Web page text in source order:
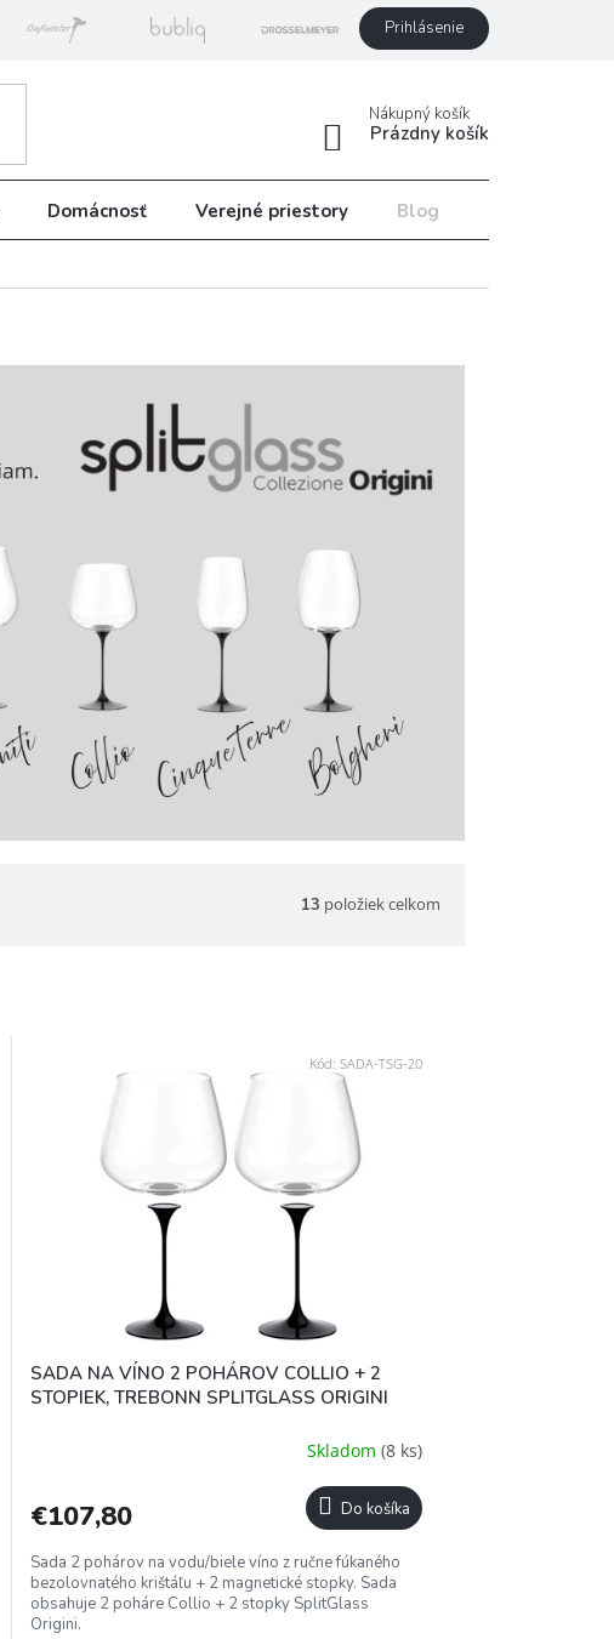
Prihlásenie
Nákupný košík
Prázdny košík
Domácnosť Verejné priestory Blog
13 položiek celkom
SADA NA VÍNO 2 POHÁROV COLLIO + 2
STOPIEK, TREBONN SPLITGLASS ORIGINI
Skladom (8 ks)
€107,80 Do košíka
Sada 2 pohárov na vodu/biele víno z ručne fúkaného
bezolovnatého krištáľu + 2 magnetické stopky. Sada
obsahuje 2 poháre Collio + 2 stopky SplitGlass
Origini.
Kód: SADA-TSG-20